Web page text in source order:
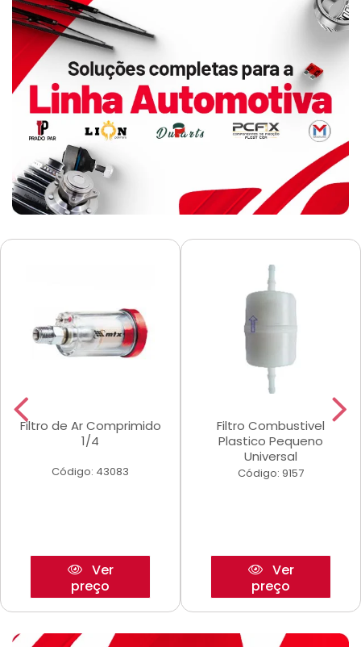
Filtro de Ar Comprimido
1/4
Código: 43083
Ver
preço
Filtro Combustivel
Plastico Pequeno
Universal
Código: 9157
Ver
preço